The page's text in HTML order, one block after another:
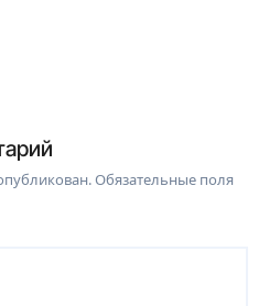
Обязательные поля